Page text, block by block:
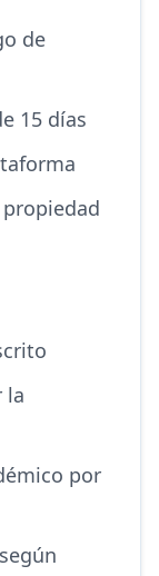
de
15 días
la
por